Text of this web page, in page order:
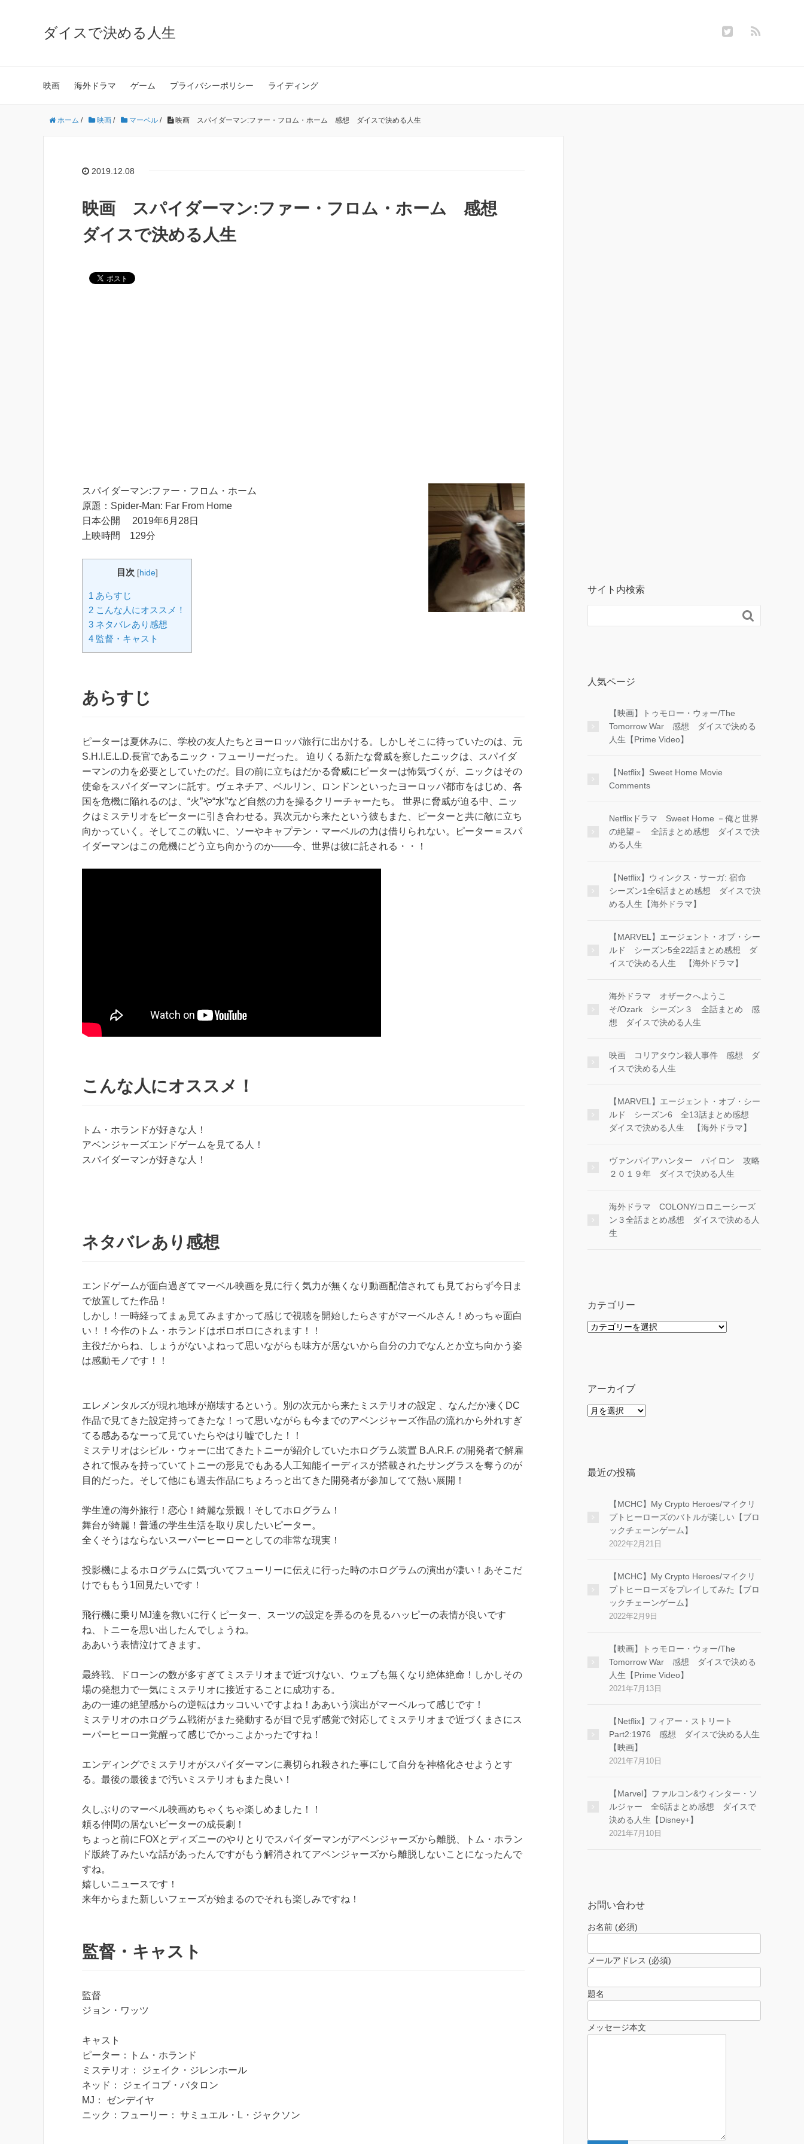
ダイスで決める人生
映画 海外ドラマ ゲーム プライバシーポリシー ライディング
ホーム / 映画 / マーベル / 映画 スパイダーマン:ファー・フロム・ホーム 感想 ダイスで決める人生
2019.12.08
映画 スパイダーマン:ファー・フロム・ホーム 感想
ダイスで決める人生
スパイダーマン:ファー・フロム・ホーム
原題：Spider-Man: Far From Home
日本公開 2019年6月28日
上映時間 129分
目次 [hide]
1 あらすじ
2 こんな人にオススメ！
3 ネタバレあり感想
4 監督・キャスト
あらすじ
ピーターは夏休みに、学校の友人たちとヨーロッパ旅行に出かける。しかしそこに待っていたのは、元
S.H.I.E.L.D.長官であるニック・フューリーだった。 迫りくる新たな脅威を察したニックは、スパイダ
ーマンの力を必要としていたのだ。目の前に立ちはだかる脅威にピーターは怖気づくが、ニックはその
使命をスパイダーマンに託す。ヴェネチア、ベルリン、ロンドンといったヨーロッパ都市をはじめ、各
国を危機に陥れるのは、“火”や“水”など自然の力を操るクリーチャーたち。 世界に脅威が迫る中、ニッ
クはミステリオをピーターに引き合わせる。異次元から来たという彼もまた、ピーターと共に敵に立ち
向かっていく。そしてこの戦いに、ソーやキャプテン・マーベルの力は借りられない。ピーター＝スパ
イダーマンはこの危機にどう立ち向かうのか――今、世界は彼に託される・・！
こんな人にオススメ！
トム・ホランドが好きな人！
アベンジャーズエンドゲームを見てる人！
スパイダーマンが好きな人！
ネタバレあり感想
エンドゲームが面白過ぎてマーベル映画を見に行く気力が無くなり動画配信されても見ておらず今日ま
で放置してた作品！
しかし！一時経ってまぁ見てみますかって感じで視聴を開始したらさすがマーベルさん！めっちゃ面白
い！！今作のトム・ホランドはボロボロにされます！！
主役だからね、しょうがないよねって思いながらも味方が居ないから自分の力でなんとか立ち向かう姿
は感動モノです！！
エレメンタルズが現れ地球が崩壊するという。別の次元から来たミステリオの設定 、なんだか凄くDC
作品で見てきた設定持ってきたな！って思いながらも今までのアベンジャーズ作品の流れから外れすぎ
てる感あるなーって見ていたらやはり嘘でした！！
ミステリオはシビル・ウォーに出てきたトニーが紹介していたホログラム装置 B.A.R.F. の開発者で解雇
されて恨みを持っていてトニーの形見でもある人工知能イーディスが搭載されたサングラスを奪うのが
目的だった。そして他にも過去作品にちょろっと出てきた開発者が参加してて熱い展開！
学生達の海外旅行！恋心！綺麗な景観！そしてホログラム！
舞台が綺麗！普通の学生生活を取り戻したいピーター。
全くそうはならないスーパーヒーローとしての非常な現実！
投影機によるホログラムに気づいてフューリーに伝えに行った時のホログラムの演出が凄い！あそこだ
けでももう1回見たいです！
飛行機に乗りMJ達を救いに行くピーター、スーツの設定を弄るのを見るハッピーの表情が良いです
ね、トニーを思い出したんでしょうね。
ああいう表情泣けてきます。
最終戦、ドローンの数が多すぎてミステリオまで近づけない、ウェブも無くなり絶体絶命！しかしその
場の発想力で一気にミステリオに接近することに成功する。
あの一連の絶望感からの逆転はカッコいいですよね！ああいう演出がマーベルって感じです！
ミステリオのホログラム戦術がまた発動するが目で見ず感覚で対応してミステリオまで近づくまさにス
ーパーヒーロー覚醒って感じでかっこよかったですね！
エンディングでミステリオがスパイダーマンに裏切られ殺された事にして自分を神格化させようとす
る。最後の最後まで汚いミステリオもまた良い！
久しぶりのマーベル映画めちゃくちゃ楽しめました！！
頼る仲間の居ないピーターの成長劇！
ちょっと前にFOXとディズニーのやりとりでスパイダーマンがアベンジャーズから離脱、トム・ホラン
ド版終了みたいな話があったんですがもう解消されてアベンジャーズから離脱しないことになったんで
すね。
嬉しいニュースです！
来年からまた新しいフェーズが始まるのでそれも楽しみですね！
監督・キャスト
監督
ジョン・ワッツ
キャスト
ピーター：トム・ホランド
ミステリオ： ジェイク・ジレンホール
ネッド： ジェイコブ・バタロン
MJ： ゼンデイヤ
ニック：フューリー： サミュエル・L・ジャクソン
サイト内検索

人気ページ
【映画】トゥモロー・ウォー/The
Tomorrow War 感想 ダイスで決める
人生【Prime Video】
【Netflix】Sweet Home Movie
Comments
Netflixドラマ Sweet Home －俺と世界
の絶望－ 全話まとめ感想 ダイスで決
める人生
【Netflix】ウィンクス・サーガ: 宿命
シーズン1全6話まとめ感想 ダイスで決
める人生【海外ドラマ】
【MARVEL】エージェント・オブ・シー
ルド シーズン5全22話まとめ感想 ダ
イスで決める人生 【海外ドラマ】
海外ドラマ オザークへようこ
そ/Ozark シーズン３ 全話まとめ 感
想 ダイスで決める人生
映画 コリアタウン殺人事件 感想 ダ
イスで決める人生
【MARVEL】エージェント・オブ・シー
ルド シーズン6 全13話まとめ感想
ダイスで決める人生 【海外ドラマ】
ヴァンパイアハンター パイロン 攻略
２０１９年 ダイスで決める人生
海外ドラマ COLONY/コロニーシーズ
ン３全話まとめ感想 ダイスで決める人
生
カテゴリー
カ
アーカイブ
ア
最近の投稿
【MCHC】My Crypto Heroes/マイクリ
プトヒーローズのバトルが楽しい【ブロ
ックチェーンゲーム】
2022年2月21日
【MCHC】My Crypto Heroes/マイクリ
プトヒーローズをプレイしてみた【ブロ
ックチェーンゲーム】
2022年2月9日
【映画】トゥモロー・ウォー/The
Tomorrow War 感想 ダイスで決める
人生【Prime Video】
2021年7月13日
【Netflix】フィアー・ストリート
Part2:1976 感想 ダイスで決める人生
【映画】
2021年7月10日
【Marvel】ファルコン&ウィンター・ソ
ルジャー 全6話まとめ感想 ダイスで
決める人生【Disney+】
2021年7月10日
お問い合わせ
お名前 (必須)
メールアドレス (必須)
題名
メッセージ本文